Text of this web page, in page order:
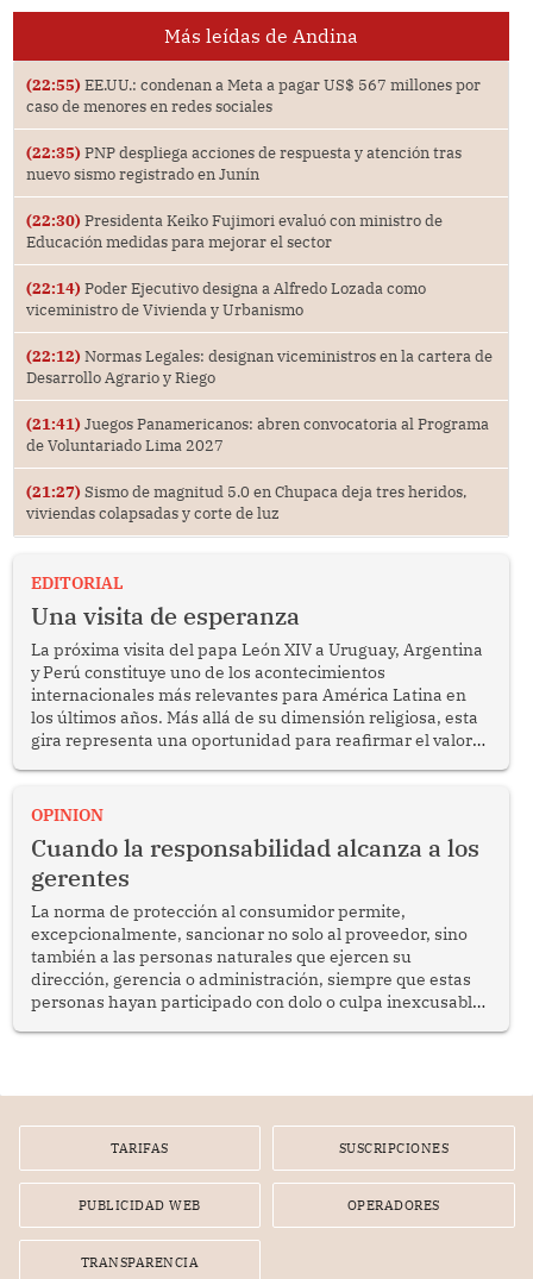
Más leídas de Andina
(22:55) EE.UU.: condenan a Meta a pagar US$ 567 millones por
caso de menores en redes sociales
(22:35) PNP despliega acciones de respuesta y atención tras
nuevo sismo registrado en Junín
(22:30) Presidenta Keiko Fujimori evaluó con ministro de
Educación medidas para mejorar el sector
(22:14) Poder Ejecutivo designa a Alfredo Lozada como
viceministro de Vivienda y Urbanismo
(22:12) Normas Legales: designan viceministros en la cartera de
Desarrollo Agrario y Riego
(21:41) Juegos Panamericanos: abren convocatoria al Programa
de Voluntariado Lima 2027
(21:27) Sismo de magnitud 5.0 en Chupaca deja tres heridos,
viviendas colapsadas y corte de luz
EDITORIAL
Una visita de esperanza
La próxima visita del papa León XIV a Uruguay, Argentina
y Perú constituye uno de los acontecimientos
internacionales más relevantes para América Latina en
los últimos años. Más allá de su dimensión religiosa, esta
gira representa una oportunidad para reafirmar el valor
enfrenta desafíos en materia de desarrollo, cohesión
OPINION
Cuando la responsabilidad alcanza a los
gerentes
La norma de protección al consumidor permite,
excepcionalmente, sancionar no solo al proveedor, sino
también a las personas naturales que ejercen su
dirección, gerencia o administración, siempre que estas
personas hayan participado con dolo o culpa inexcusable
por la frustrada realización de un meet and greet con
TARIFAS SUSCRIPCIONES
PUBLICIDAD WEB OPERADORES
TRANSPARENCIA